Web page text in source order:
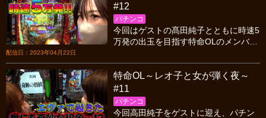
配信日：2023年04月22日
#12
パチンコ
今回はゲストの髙田純子とともに時速5
万発の出玉を目指す特命OLのメンバ
うことで、あの手この手でアピールを
する4人だが･･･
特命OL～レオ子と女が弾く夜～
#11
パチンコ
今回高田純子をゲストに迎え、パチン